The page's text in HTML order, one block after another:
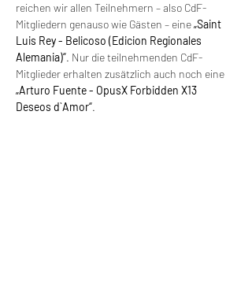
reichen wir allen Teilnehmern – also CdF-
Mitgliedern genauso wie Gästen – eine „Saint
Luis Rey - Belicoso (Edicion Regionales
Alemania)“. Nur die teilnehmenden CdF-
Mitglieder erhalten zusätzlich auch noch eine
„Arturo Fuente - OpusX Forbidden X13
Deseos d`Amor“.